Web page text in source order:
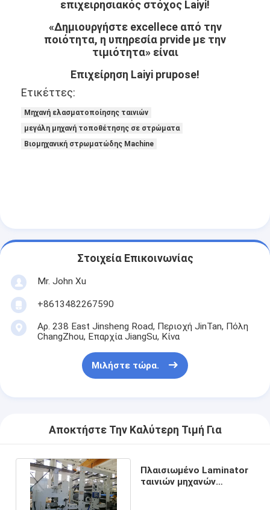
επιχειρησιακός στόχος Laiyi!
«Δημιουργήστε excellece από την
ποιότητα, η υπηρεσία prvide με την
τιμιότητα» είναι
Επιχείρηση Laiyi prupose!
Ετικέττες:
Μηχανή ελασματοποίησης ταινιών
μεγάλη μηχανή τοποθέτησης σε στρώματα
Βιομηχανική στρωματώδης Machine
Στοιχεία Επικοινωνίας
Mr. John Xu
+8613482267590
Αρ. 238 East Jinsheng Road, Περιοχή JinTan, Πόλη
ChangZhou, Επαρχία JiangSu, Κίνα
Μιλήστε τώρα.
Αποκτήστε Την Καλύτερη Τιμή Για
Πλαισιωμένο Laminator
ταινιών μηχανών